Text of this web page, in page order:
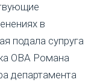
в
подала супруга
ОВА Романа
департамента